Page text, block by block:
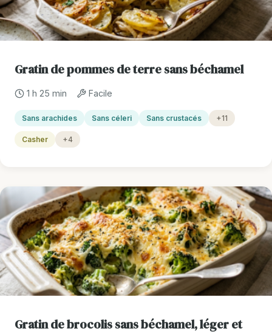
Gratin de pommes de terre sans béchamel
1 h 25 min Facile
Sans arachides Sans céleri Sans crustacés +11
Casher +4
Gratin de brocolis sans béchamel, léger et